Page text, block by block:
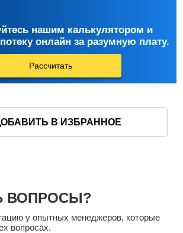
нашим калькулятором и
онлайн за разумную плату.
Рассчитать
В ИЗБРАННОЕ
ВОПРОСЫ?
у опытных менеджеров, которые
вопросах.